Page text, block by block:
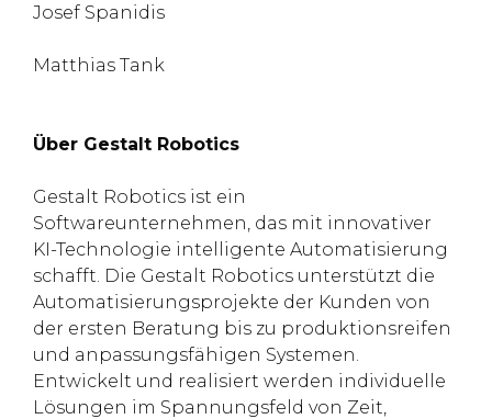
Josef Spanidis
Matthias Tank
Über Gestalt Robotics
Gestalt Robotics ist ein
Softwareunternehmen, das mit innovativer
KI-Technologie intelligente Automatisierung
schafft. Die Gestalt Robotics unterstützt die
Automatisierungsprojekte der Kunden von
der ersten Beratung bis zu produktionsreifen
und anpassungsfähigen Systemen.
Entwickelt und realisiert werden individuelle
Lösungen im Spannungsfeld von Zeit,